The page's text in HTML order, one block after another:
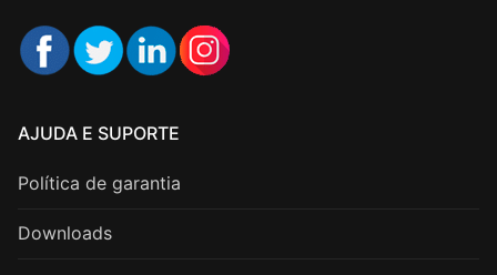
AJUDA E SUPORTE
Política de garantia
Downloads